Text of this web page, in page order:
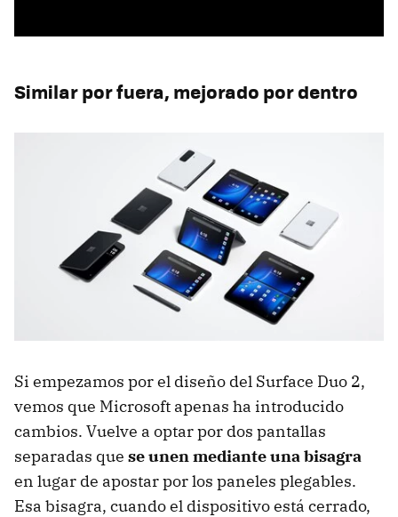
Similar por fuera, mejorado por dentro
Si empezamos por el diseño del Surface Duo 2,
vemos que Microsoft apenas ha introducido
cambios. Vuelve a optar por dos pantallas
separadas que se unen mediante una bisagra
en lugar de apostar por los paneles plegables.
Esa bisagra, cuando el dispositivo está cerrado,